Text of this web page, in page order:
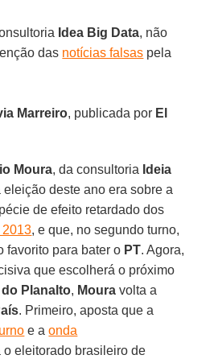
Idea Big Data, não
das notícias falsas pela
Marreiro, publicada por El
Moura, da consultoria Ideia
eleição deste ano era sobre a
de efeito retardado dos
2013, e que, no segundo turno,
favorito para bater o PT. Agora,
que escolherá o próximo
do Planalto, Moura volta a
. Primeiro, aposta que a
e aonda
o eleitorado brasileiro de